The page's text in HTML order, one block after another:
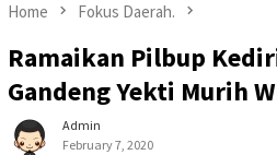
Home Fokus Daerah.
Ramaikan Pilbup
Gandeng Yekti Murih
Admin
February 7, 2020